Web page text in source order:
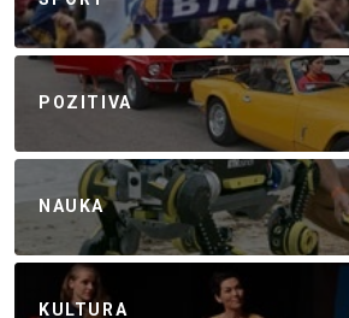
POZITIVA
NAUKA
KULTURA